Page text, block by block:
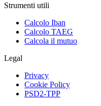
Strumenti utili
Calcolo Iban
Calcolo TAEG
Calcola il mutuo
Legal
Privacy
Cookie Policy
PSD2-TPP